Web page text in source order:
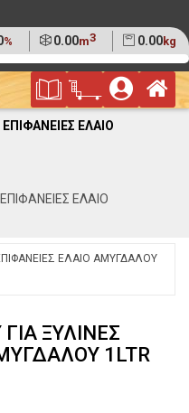
παλέτας
% Όγκος
0.00m3 Βάρος
0.00kg
Φυλλάδιο
Προσφορών
Καλάθι
Αγορών
ΕΛΑΙΟ
ΕΛΑΙΟ
ΞΥΛΙΝΕΣ
1LTR